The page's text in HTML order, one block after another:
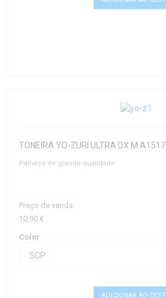
TONEIRA YO-ZURI ULTRA DX M A1517
Palhaço de grande qualidade
Preço de venda:
10,90 €
Color